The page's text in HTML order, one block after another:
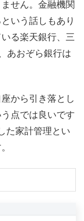
せん。金融機関
いう話しもあり
る楽天銀行、三
あおぞら銀行は
から引き落とし
点では良いです
た家計管理とい